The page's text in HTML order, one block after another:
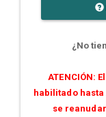
¿No
ATENCIÓN:
habilitado hasta
se